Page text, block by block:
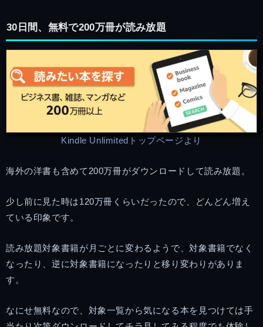
30日間、無料で200万冊が読み放題
Kindle Unlimitedトップページより
海外の洋書も含めて200万冊がダウンロードして読み放題。
少し前に見た時は120万冊くらいだったので、どんどん増え
ている印象です。
読み放題対象書籍が月ごとに変わるようで、対象書籍でなく
なったり、逆に対象書籍になったりと移り変わりがありま
す。
なにせ無料なので、対象一覧から気になる本を見つけては手